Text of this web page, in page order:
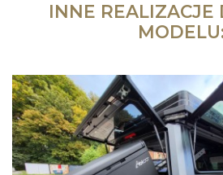
INNE REALIZACJE